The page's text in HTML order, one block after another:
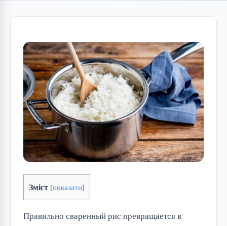
Зміст [показати]
Правильно сваренный рис превращается в